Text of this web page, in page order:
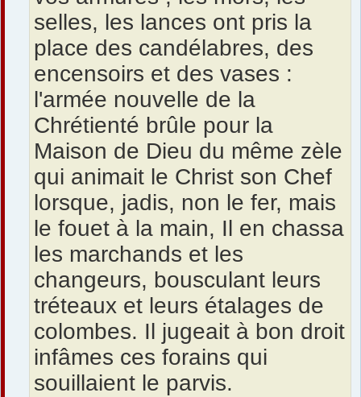
selles, les lances ont pris la
place des candélabres, des
encensoirs et des vases :
l'armée nouvelle de la
Chrétienté brûle pour la
Maison de Dieu du même zèle
qui animait le Christ son Chef
lorsque, jadis, non le fer, mais
le fouet à la main, Il en chassa
les marchands et les
changeurs, bousculant leurs
tréteaux et leurs étalages de
colombes. Il jugeait à bon droit
infâmes ces forains qui
souillaient le parvis.